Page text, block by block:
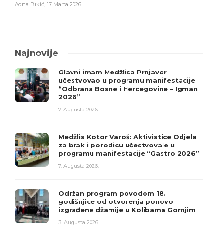
Adna Brkić, 17. Marta 2026.
Najnovije
Glavni imam Medžlisa Prnjavor
učestvovao u programu manifestacije
“Odbrana Bosne i Hercegovine – Igman
2026”
7. Augusta 2026.
Medžlis Kotor Varoš: Aktivistice Odjela
za brak i porodicu učestvovale u
programu manifestacije “Gastro 2026”
7. Augusta 2026.
Održan program povodom 18.
godišnjice od otvorenja ponovo
izgrađene džamije u Kolibama Gornjim
3. Augusta 2026.